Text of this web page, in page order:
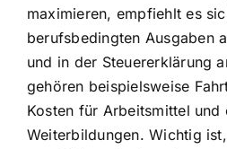
maximieren, empfiehlt es
berufsbedingten Ausgaben
und in der Steuererklärung
gehören beispielsweise
Kosten für Arbeitsmittel und
Weiterbildungen. Wichtig